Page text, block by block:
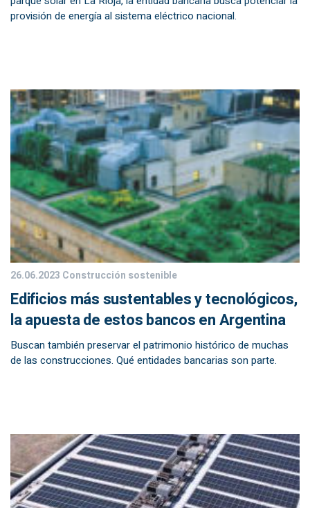
provisión de energía al sistema eléctrico nacional.
26.06.2023 Construcción sostenible
Edificios más sustentables y tecnológicos,
la apuesta de estos bancos en Argentina
Buscan también preservar el patrimonio histórico de muchas
de las construcciones. Qué entidades bancarias son parte.